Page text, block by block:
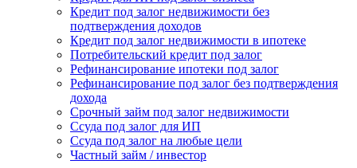
Кредит под залог недвижимости без
подтверждения доходов
Кредит под залог недвижимости в ипотеке
Потребительский кредит под залог
Рефинансирование ипотеки под залог
Рефинансирование под залог без подтверждения
дохода
Срочный займ под залог недвижимости
Ссуда под залог для ИП
Ссуда под залог на любые цели
Частный займ / инвестор